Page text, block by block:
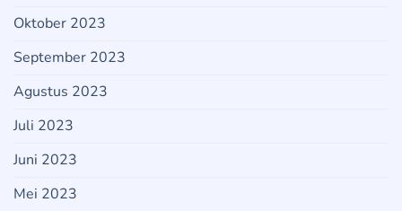
Oktober 2023
September 2023
Agustus 2023
Juli 2023
Juni 2023
Mei 2023